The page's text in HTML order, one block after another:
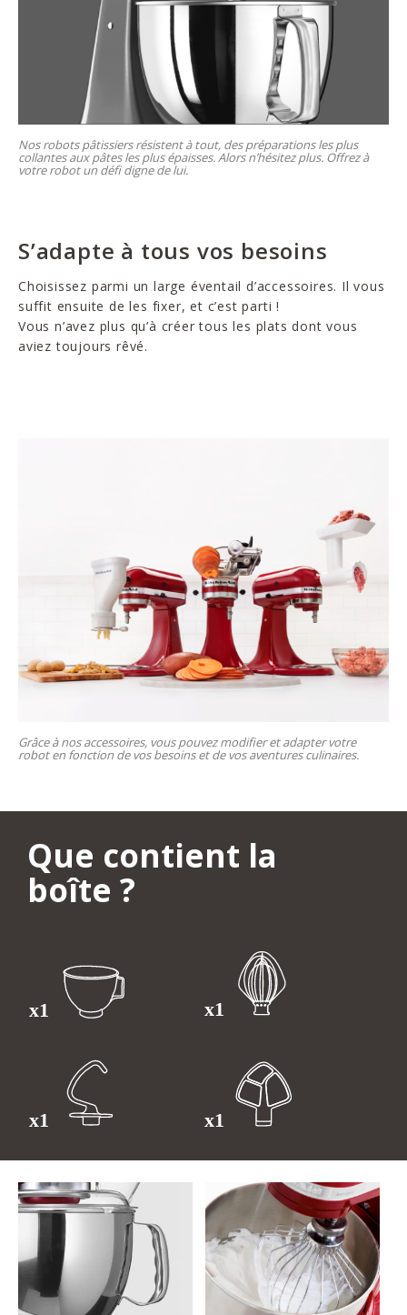
Nos robots pâtissiers résistent à tout, des préparations les plus
collantes aux pâtes les plus épaisses. Alors n’hésitez plus. Offrez à
votre robot un défi digne de lui.
S’adapte à tous vos besoins
Choisissez parmi un large éventail d’accessoires. Il vous
suffit ensuite de les fixer, et c’est parti !
Vous n’avez plus qu’à créer tous les plats dont vous
aviez toujours rêvé.
Grâce à nos accessoires, vous pouvez modifier et adapter votre
robot en fonction de vos besoins et de vos aventures culinaires.
Que contient la
boîte ?